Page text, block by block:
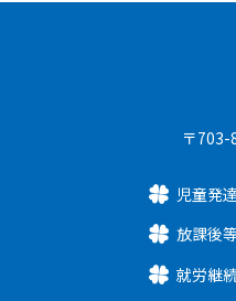
〒703-
児童発
放課後
就労継